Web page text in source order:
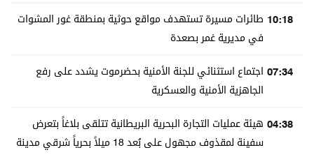
10:18 طائرات مسيرة تستهدف مواقع حوثية بمنطقة غور المشوات
في مديرية غمر بصعدة
07:34
اجتماع استثنائي للجنة الأمنية بحضرموت يشدد على رفع
الجاهزية الأمنية والعسكرية
04:38 هيئة عمليات التجارة البحرية البريطانية تتلقى بلاغاً بتعرض
سفينة لمقذوف مجهول على بُعد 18 ميلاً بحرياً شرقي مدينة